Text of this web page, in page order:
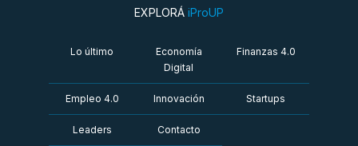
EXPLORÁ iProUP
Lo último
Economía
Digital
Finanzas 4.0
Empleo 4.0 Innovación Startups
Leaders Contacto